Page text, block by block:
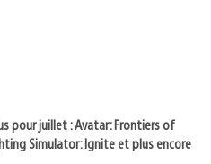
pour juillet : Avatar: Frontiers of
Simulator: Ignite et plus encore